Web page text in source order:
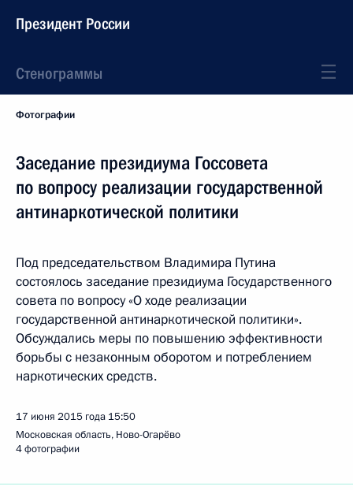
Президент России
Стенограммы
Фотографии
Заседание президиума Госсовета
по вопросу реализации государственной
антинаркотической политики
Под председательством Владимира Путина
состоялось заседание президиума Государственного
совета по вопросу «О ходе реализации
государственной антинаркотической политики».
Обсуждались меры по повышению эффективности
борьбы с незаконным оборотом и потреблением
наркотических средств.
17 июня 2015 года 15:50
Московская область, Ново-Огарёво
4 фотографии